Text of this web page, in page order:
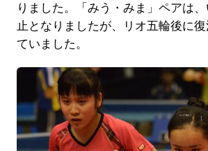
りました。「みう・みま」ペアは
止となりましたが、リオ五輪後に
ていました。